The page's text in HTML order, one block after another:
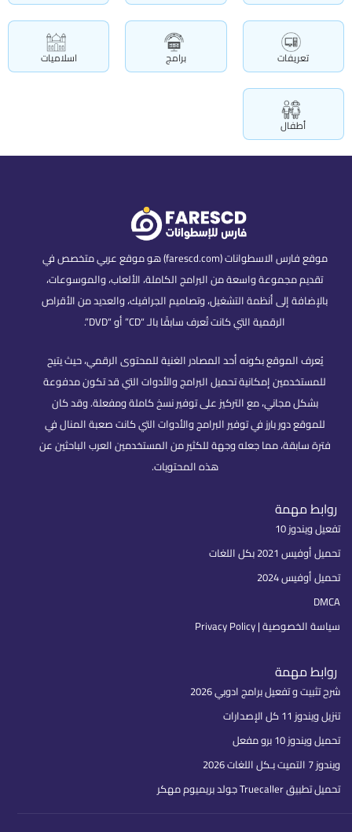
تعريفات برامج اسلاميات
أطفال
موقع فارس الاسطوانات (farescd.com) هو موقع عربي متخصص في
تقديم مجموعة واسعة من البرامج الكاملة، الألعاب، والموسوعات،
بالإضافة إلى أنظمة التشغيل، وتصاميم الجرافيك، والعديد من الأقراص
الرقمية التي كانت تُعرف سابقًا بالـ “CD” أو “DVD”.
يُعرف الموقع بكونه أحد المصادر الغنية للمحتوى الرقمي، حيث يتيح
للمستخدمين إمكانية تحميل البرامج والأدوات التي قد تكون مدفوعة
بشكل مجاني، مع التركيز على توفير نسخ كاملة ومفعلة. وقد كان
للموقع دور بارز في توفير البرامج والأدوات التي كانت صعبة المنال في
فترة سابقة، مما جعله وجهة للكثير من المستخدمين العرب الباحثين عن
هذه المحتويات.
روابط مهمة
تفعيل ويندوز 10
تحميل أوفيس 2021 بكل اللغات
تحميل أوفيس 2024
DMCA
سياسة الخصوصية | Privacy Policy
روابط مهمة
شرح تثبيت و تفعيل برامج ادوبي 2026
تنزيل ويندوز 11 كل الإصدارات
تحميل ويندوز 10 برو مفعل
ويندوز 7 التميت بـكل اللغات 2026
تحميل تطبيق Truecaller جولد بريميوم مهكر